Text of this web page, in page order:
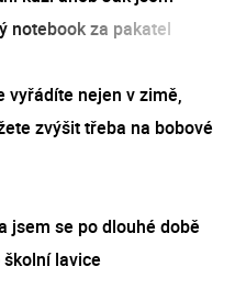
notebook za pakatel
vyřádíte nejen v zimě,
zvýšit třeba na bobové
jsem se po dlouhé době
lavice